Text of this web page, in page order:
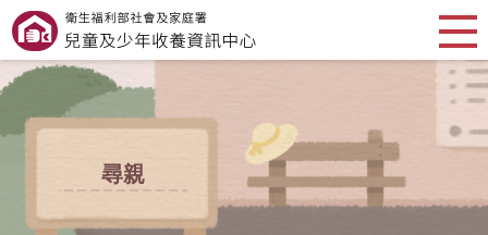
尋親